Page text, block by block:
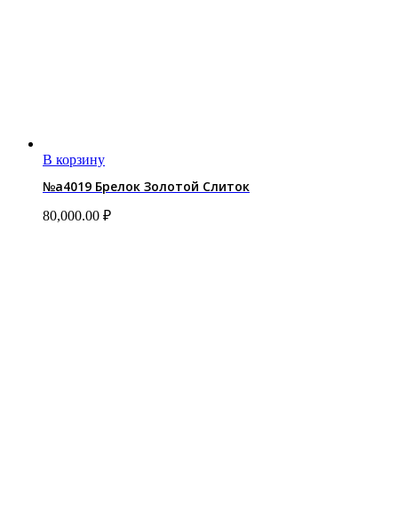
В корзину
№a4019 Брелок Золотой Слиток
80,000.00 ₽